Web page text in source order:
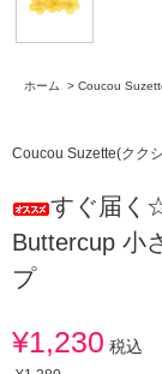
ホーム > Coucou
Coucou Suzette(クク
すぐ届く
Buttercup 小
プ
¥1,230 税込